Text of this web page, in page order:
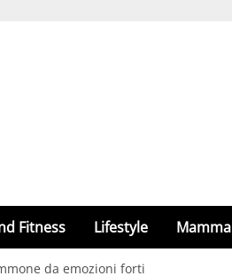
Fitness Lifestyle Mamma
da emozioni forti